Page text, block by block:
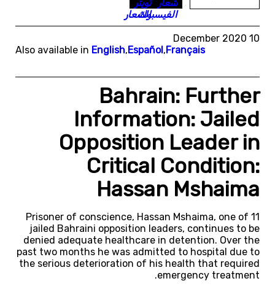
10 December 2020
Also available in English,Español,Français
Bahrain: Further
Information: Jailed
Opposition Leader in
Critical Condition:
Hassan Mshaima
Prisoner of conscience, Hassan Mshaima, one of 11
jailed Bahraini opposition leaders, continues to be
denied adequate healthcare in detention. Over the
past two months he was admitted to hospital due to
the serious deterioration of his health that required
emergency treatment.